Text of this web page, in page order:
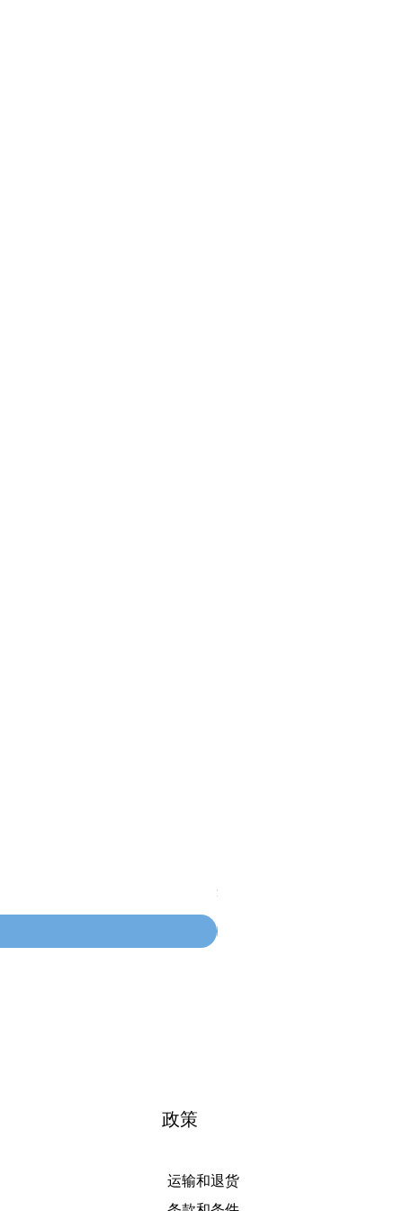
價格
$134.55
政策
运输和退货